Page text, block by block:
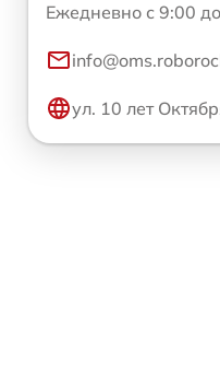
Ежедневно с 9:00
ул. 10 лет